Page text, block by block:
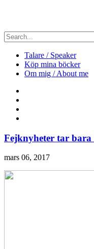
Talare / Speaker
Köp mina böcker
Om mig / About me
Fejknyheter tar bara
mars 06, 2017